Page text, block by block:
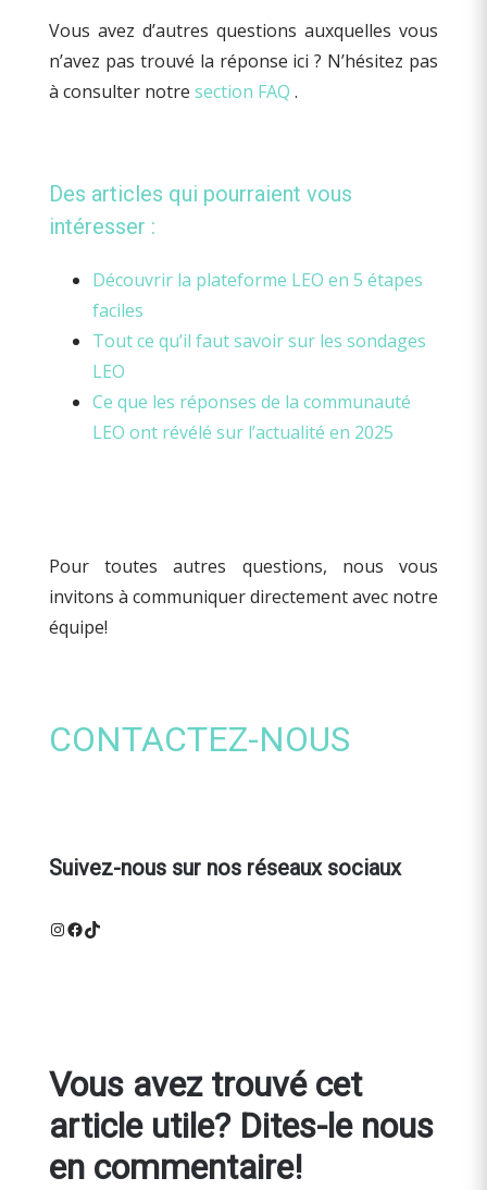
Vous avez d’autres questions auxquelles vous
n’avez pas trouvé la réponse ici ? N’hésitez pas
à consulter notre section FAQ .
Des articles qui pourraient vous
intéresser :
Découvrir la plateforme LEO en 5 étapes
faciles
Tout ce qu’il faut savoir sur les sondages
LEO
Ce que les réponses de la communauté
LEO ont révélé sur l’actualité en 2025
Pour toutes autres questions, nous vous
invitons à communiquer directement avec notre
équipe!
CONTACTEZ-NOUS
Suivez-nous sur nos réseaux sociaux
Instagram
Facebook
TikTok
Vous avez trouvé cet
article utile? Dites-le nous
en commentaire!